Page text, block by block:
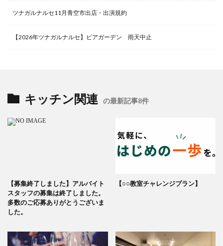
ツナガルナルセ11月青空市出店・出演規約
【2026年ツナガルナルセ】ビアガーデン 雨天中止
キッチン関連 の最新記事8件
【募集終了しました】アルバイト
スタッフの募集は終了しました。
多数のご応募ありがとうございま
した。
【○○教室チャレンジプラン】